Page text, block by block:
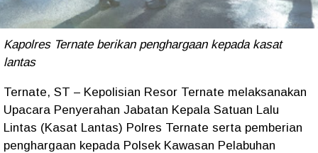
Kapolres Ternate berikan penghargaan kepada kasat
lantas
Ternate, ST – Kepolisian Resor Ternate melaksanakan
Upacara Penyerahan Jabatan Kepala Satuan Lalu
Lintas (Kasat Lantas) Polres Ternate serta pemberian
penghargaan kepada Polsek Kawasan Pelabuhan